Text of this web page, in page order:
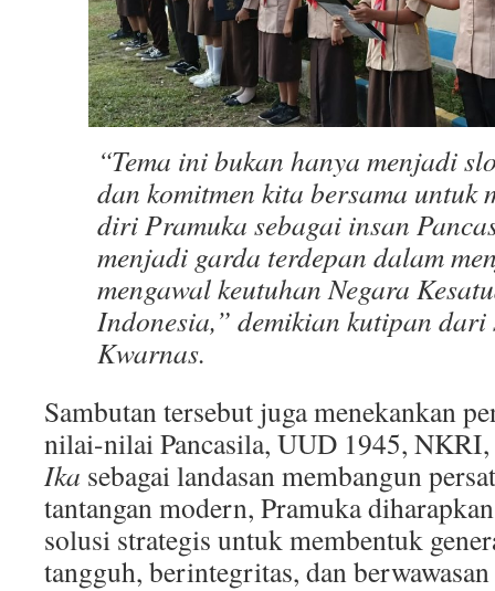
“Tema ini bukan hanya menjadi
dan komitmen kita bersama untuk
diri Pramuka sebagai insan
menjadi garda terdepan dalam
mengawal keutuhan Negara
Indonesia,” demikian kutipan dari
Kwarnas.
Sambutan tersebut juga menekankan
nilai-nilai Pancasila, UUD 1945,
Ika sebagai landasan membangun
tantangan modern, Pramuka
solusi strategis untuk membentuk
tangguh, berintegritas, dan berwawasan